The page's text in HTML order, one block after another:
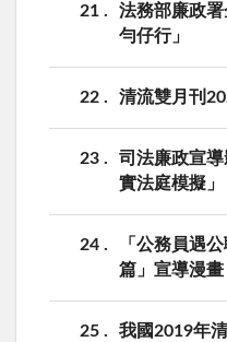
21
法務部廉政
勻仔行」
22 清流雙月刊
23
司法廉政宣
實法庭模擬」
24
「公務員遇
篇」宣導漫畫
25
我國2019年